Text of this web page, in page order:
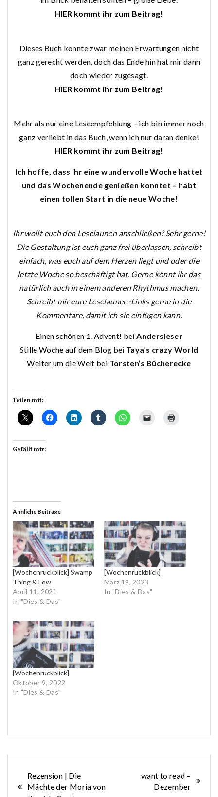
HIER kommt ihr zum Beitrag!
Dieses Buch konnte zwar meinen Erwartungen nicht
ganz gerecht werden, doch das Ende hin hat mir dann
doch wieder zugesagt.
HIER kommt ihr zum Beitrag!
Mehr als nur eine Leseempfehlung – ich bin immer noch
ganz verliebt in das Buch, wenn ich nur daran denke!
HIER kommt ihr zum Beitrag!
Ich hoffe, dass ihr eine wundervolle Woche hattet
und das Wochenende genießen konntet – habt
einen tollen Start in die neue Woche!
Ihr wollt euch den Leselaunen anschließen? Sehr gerne!
Die Gestaltung ist euch ganz frei überlassen, schreibt
einfach, was euch auf dem Herzen liegt und oder die
letzte Woche so beschäftigt hat. Gerne könnt ihr das
natürlich auch in einem anderen Rhythmus machen.
Schreibt mir eure Leselaunen-Links gerne in die
Kommentare, damit ich sie einfügen kann.
Einen schönen 1. Advent! beiAndersleser
Stille Woche auf dem Blog bei Taya’s crazy World
Weiter um die Welt bei Torsten’s Bücherecke
Teilen mit:
Gefällt mir:
Ähnliche Beiträge
[Wochenrückblick] Swamp
Thing & Low
April 11, 2021
In "Dies & Das"
[Wochenrückblick]
März 19, 2023
In "Dies & Das"
[Wochenrückblick]
Oktober 9, 2022
In "Dies & Das"
Beitragsnavigation
Rezension | Die
Mächte der Moria von
want to read –
Dezember